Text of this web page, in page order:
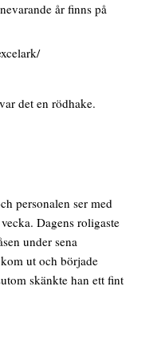
år finns på
det en rödhake.
personalen ser med
Dagens roligaste
under sena
ut och började
skänkte han ett fint